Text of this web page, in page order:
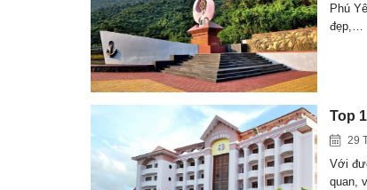
Phú
đẹp,…
Top
29
Với
quan,